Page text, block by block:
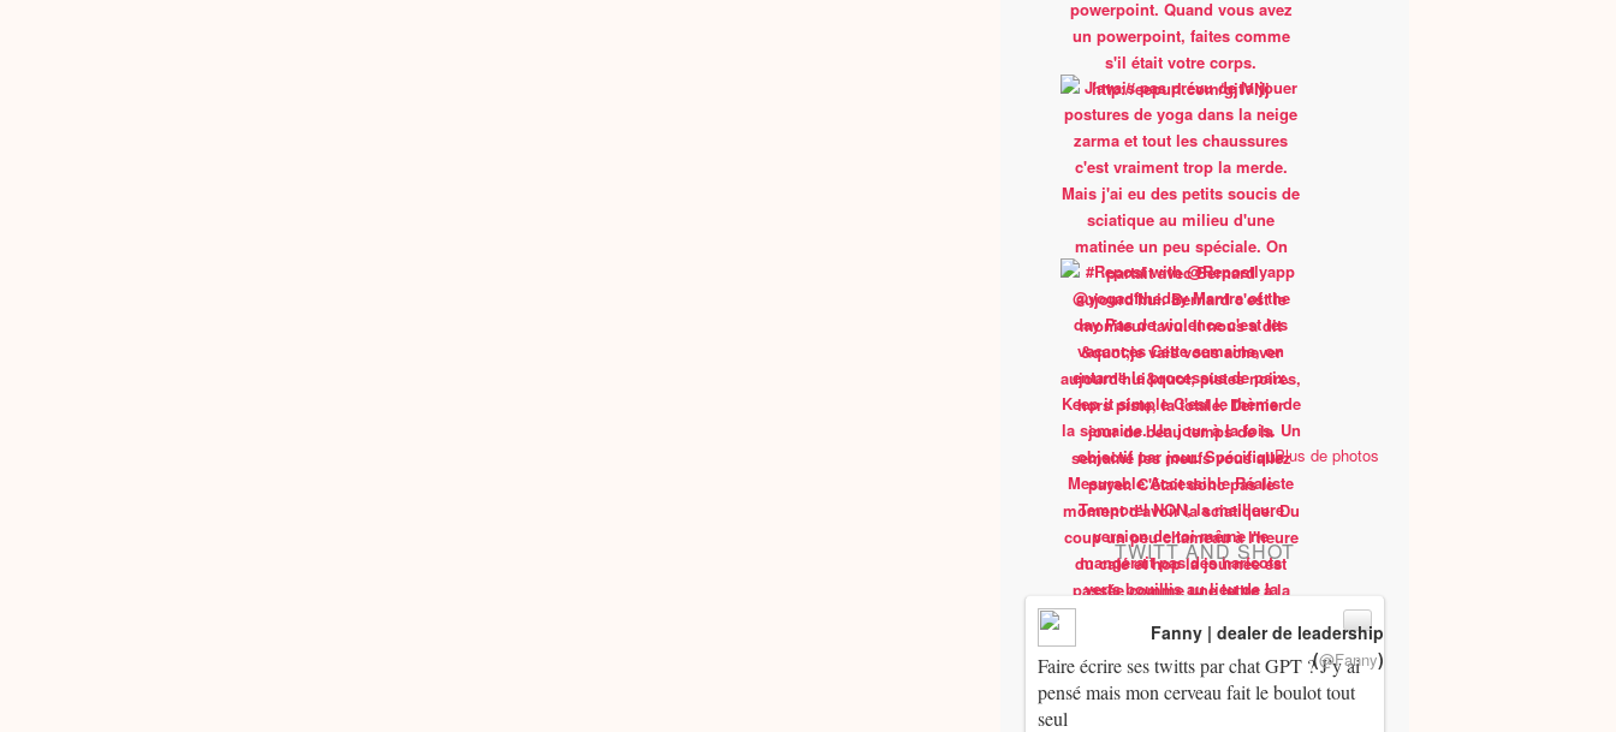
Plus de photos
TWITT AND SHOT
Faire écrire ses twitts par chat GPT ? J’y ai
pensé mais mon cerveau fait le boulot tout
seul
Fanny | dealer de leadership
(@Fanny)